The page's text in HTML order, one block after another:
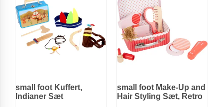
small foot Kuffert,
Indianer Sæt
small foot Make-Up and
Hair Styling Sæt, Retro